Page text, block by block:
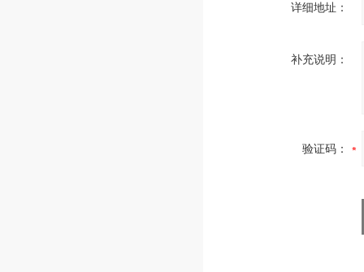
详细地址：
补充说明：
验证码：